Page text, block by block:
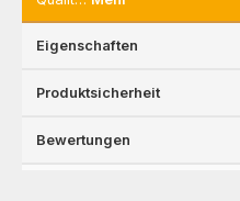
Eigenschaften
Produktsicherheit
Bewertungen